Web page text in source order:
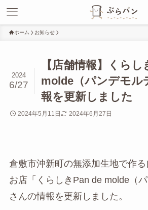
ホーム お知らせ
【店舗情報】くら
molde（パンデモル
報を更新しました
2024
6/27
2024年5月11日 2024年6月27日
倉敷市沖新町の無添加生地で作
お店「くらしきPan de molde（パ
さんの情報を更新しました。